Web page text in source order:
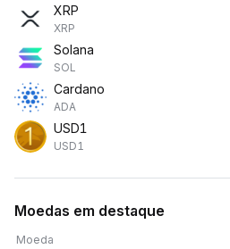
XRP
XRP
Solana
SOL
Cardano
ADA
USD1
USD1
Moedas em destaque
Moeda